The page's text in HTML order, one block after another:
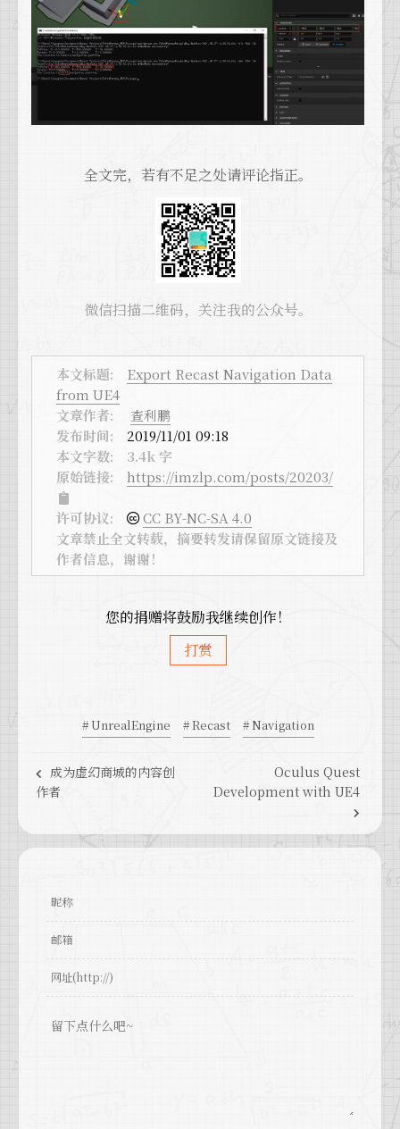
全文完，若有不足之处请评论指正。
微信扫描二维码，关注我的公众号。
本文标题:
Export Recast Navigation Data
from UE4
文章作者:
查利鹏
发布时间:
2019/11/01 09:18
本文字数:
3.4k 字
原始链接:
https://imzlp.com/posts/20203/
许可协议:
CC BY-NC-SA 4.0
文章禁止全文转载，摘要转发请保留原文链接及
作者信息，谢谢！
您的捐赠将鼓励我继续创作！
打赏
# UnrealEngine # Recast # Navigation
成为虚幻商城的内容创
作者
Oculus Quest
Development with UE4